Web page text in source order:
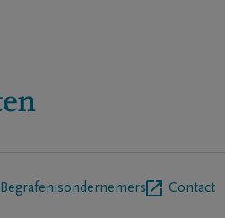
Begrafenisondernemers Contact